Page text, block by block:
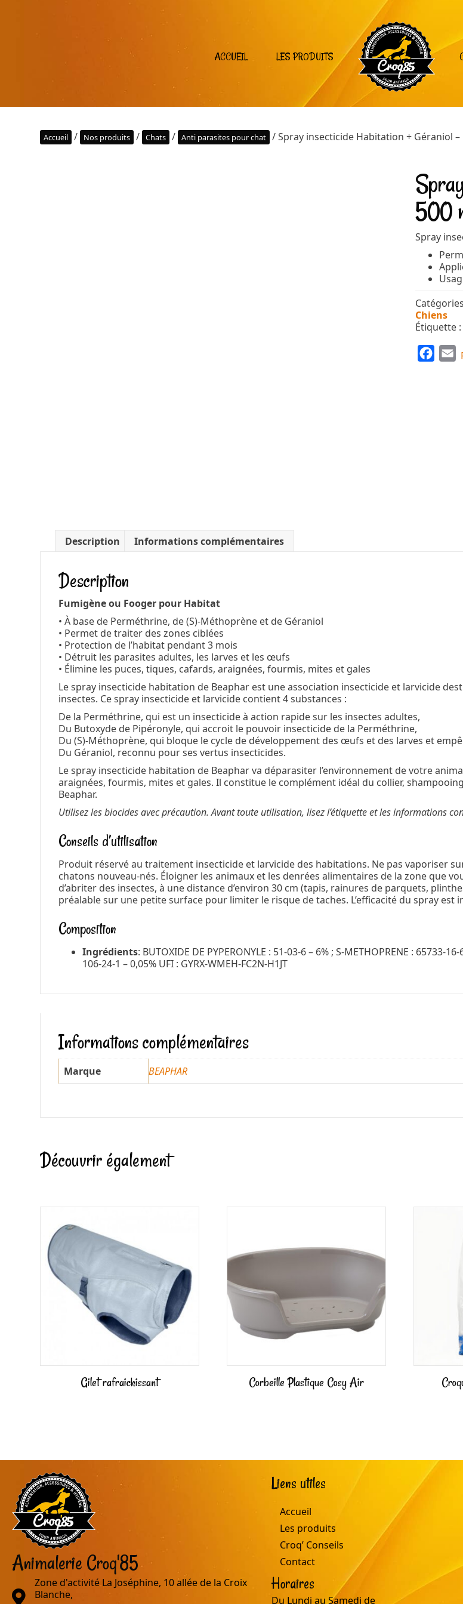
ACCUEIL LES PRODUITS
Accueil / Nos produits / Chats / Anti parasites pour chat / Spray insecticide Habitation + Géraniol –
500
Spray
Chiens
Étiquette
E
Description Informations complémentaires
Description
Fumigène ou Fooger pour Habitat
• À base de Perméthrine, de (S)-Méthoprène et de Géraniol
• Permet de traiter des zones ciblées
• Protection de l’habitat pendant 3 mois
• Détruit les parasites adultes, les larves et les œufs
• Élimine les puces, tiques, cafards, araignées, fourmis, mites et gales
Le spray insecticide habitation de Beaphar est une association insecticide et larvicide
insectes. Ce spray insecticide et larvicide contient 4 substances :
De la Perméthrine, qui est un insecticide à action rapide sur les insectes adultes,
Du Butoxyde de Pipéronyle, qui accroit le pouvoir insecticide de la Perméthrine,
Du (S)-Méthoprène, qui bloque le cycle de développement des œufs et des larves et
Du Géraniol, reconnu pour ses vertus insecticides.
Le spray insecticide habitation de Beaphar va déparasiter l’environnement de votre
araignées, fourmis, mites et gales. Il constitue le complément idéal du collier,
Beaphar.
Utilisez les biocides avec précaution. Avant toute utilisation, lisez l’étiquette et les informations
Conseils d’utilisation
Produit réservé au traitement insecticide et larvicide des habitations. Ne pas vaporiser
chatons nouveau-nés. Éloigner les animaux et les denrées alimentaires de la zone que
d’abriter des insectes, à une distance d’environ 30 cm (tapis, rainures de parquets,
préalable sur une petite surface pour limiter le risque de taches. L’efficacité du spray est
Composition
Ingrédients: BUTOXIDE DE PYPERONYLE : 51-03-6 – 6% ; S-METHOPRENE : 65733-
106-24-1 – 0,05% UFI : GYRX-WMEH-FC2N-H1JT
Informations complémentaires
Marque BEAPHAR
Découvrir également
Gilet rafraichissant Corbeille Plastique Cosy Air
Animalerie Croq'85
adresse
Zone d'activité La Joséphine, 10 allée de la Croix
Blanche,
Liens utiles
Accueil
Les produits
Croq’ Conseils
Contact
Horaires
Du Lundi au Samedi de